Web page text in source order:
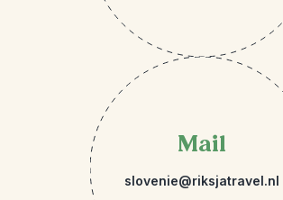
Mail
slovenie@riksjatravel.nl